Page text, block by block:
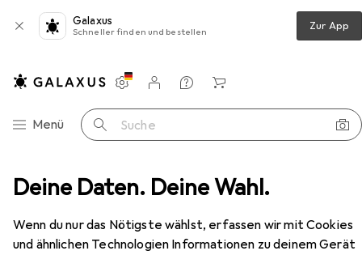
Deine Daten. Deine Wahl.
Wenn du nur das Nötigste wählst, erfassen wir mit Cookies
und ähnlichen Technologien Informationen zu deinem Gerät
Galaxus
Schneller finden und bestellen Zur App
Navigation nach Kategorien
Menü Suche
Einstellungen
Kundenkonto
Vergleichslisten
Merklisten
Warenkorb
+ Anzucht Pflanzenlampe Venso Saga